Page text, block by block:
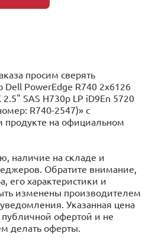
просим сверять
PowerEdge R740 2x6126
SAS H730p LP iD9En 5720
R740-2547)» с
на официальном
наличие на складе и
Обратите внимание,
его характеристики и
изменены производителем
Указанная цена
публичной офертой и не
делать оферты.